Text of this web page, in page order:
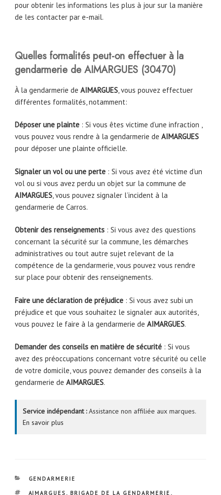
pour obtenir les informations les plus à jour sur la manière
de les contacter par e-mail.
Quelles formalités peut-on effectuer à la
gendarmerie de AIMARGUES (30470)
À la gendarmerie de AIMARGUES , vous pouvez effectuer
différentes formalités, notamment:
Déposer une plainte : Si vous êtes victime d’une infraction ,
vous pouvez vous rendre à la gendarmerie de AIMARGUES
pour déposer une plainte officielle.
Signaler un vol ou une perte : Si vous avez été victime d’un
vol ou si vous avez perdu un objet sur la commune de
AIMARGUES , vous pouvez signaler l’incident à la
gendarmerie de Carros.
Obtenir des renseignements : Si vous avez des questions
concernant la sécurité sur la commune, les démarches
administratives ou tout autre sujet relevant de la
compétence de la gendarmerie, vous pouvez vous rendre
sur place pour obtenir des renseignements.
Faire une déclaration de préjudice : Si vous avez subi un
préjudice et que vous souhaitez le signaler aux autorités,
vous pouvez le faire à la gendarmerie de AIMARGUES.
Demander des conseils en matière de sécurité : Si vous
avez des préoccupations concernant votre sécurité ou celle
de votre domicile, vous pouvez demander des conseils à la
gendarmerie de AIMARGUES.
Service indépendant :Assistance non affiliée aux marques.
En savoir plus
CATÉGORIES
GENDARMERIE
ÉTIQUETTES
AIMARGUES , BRIGADE DE LA GENDARMERIE ,